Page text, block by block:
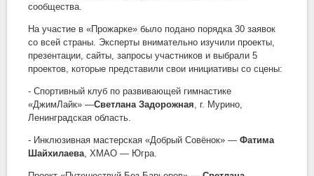
сообщества.
На участие в «Прожарке» было подано порядка 30 заявок
со всей страны. Эксперты внимательно изучили проекты,
презентации, сайты, запросы участников и выбрали 5
проектов, которые представили свои инициативы со сцены:
- Спортивный клуб по развивающей гимнастике
«ДжимЛайк» —Светлана Задорожная, г. Мурино,
Ленинградская область.
- Инклюзивная мастерская «Добрый Совёнок» — Фатима
Шайхилаева, ХМАО — Югра.